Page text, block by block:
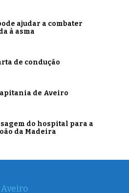
ajudar a combater
à asma
de condução
de Aveiro
do hospital para a
da Madeira